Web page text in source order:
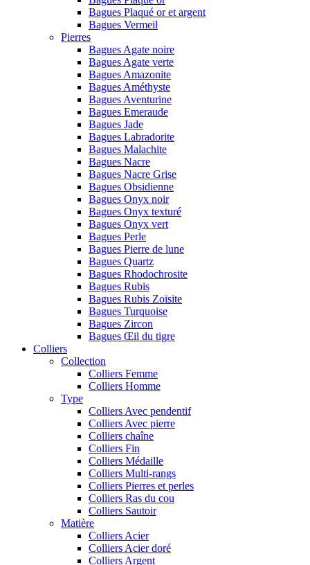
Bagues Plaqué or et argent
Bagues Vermeil
Pierres
Bagues Agate noire
Bagues Agate verte
Bagues Amazonite
Bagues Améthyste
Bagues Aventurine
Bagues Emeraude
Bagues Jade
Bagues Labradorite
Bagues Malachite
Bagues Nacre
Bagues Nacre Grise
Bagues Obsidienne
Bagues Onyx noir
Bagues Onyx texturé
Bagues Onyx vert
Bagues Perle
Bagues Pierre de lune
Bagues Quartz
Bagues Rhodochrosite
Bagues Rubis
Bagues Rubis Zoïsite
Bagues Turquoise
Bagues Zircon
Bagues Œil du tigre
Colliers
Collection
Colliers Femme
Colliers Homme
Type
Colliers Avec pendentif
Colliers Avec pierre
Colliers chaîne
Colliers Fin
Colliers Médaille
Colliers Multi-rangs
Colliers Pierres et perles
Colliers Ras du cou
Colliers Sautoir
Matière
Colliers Acier
Colliers Acier doré
Colliers Argent